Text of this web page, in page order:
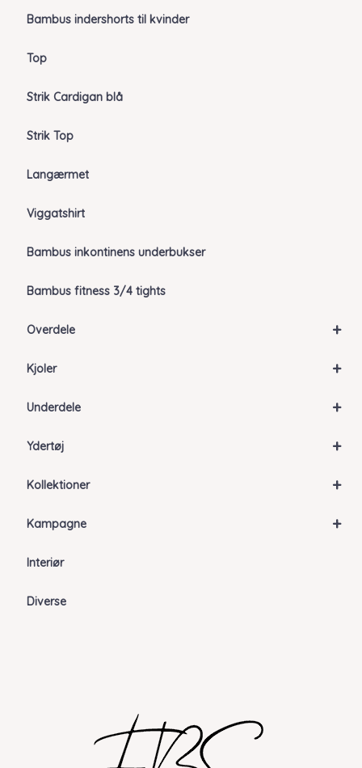
Bambus indershorts til kvinder
Top
Strik Cardigan blå
Strik Top
Langærmet
Viggatshirt
Bambus inkontinens underbukser
Bambus fitness 3/4 tights
+
Overdele
+
Kjoler
+
Underdele
+
Ydertøj
+
Kollektioner
+
Kampagne
Interiør
Diverse